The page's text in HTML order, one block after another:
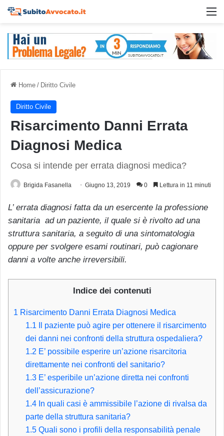
Home / Diritto Civile
Diritto Civile
Risarcimento Danni Errata
Diagnosi Medica
Cosa si intende per errata diagnosi medica?
Brigida Fasanella Giugno 13, 2019 0 Lettura in 11 minuti
L’ errata diagnosi fatta da un esercente la professione
sanitaria ad un paziente, il quale si è rivolto ad una
struttura sanitaria, a seguito di una sintomatologia
oppure per svolgere esami routinari, può cagionare
danni a volte anche irreversibili.
Indice dei contenuti
1 Risarcimento Danni Errata Diagnosi Medica
1.1 Il paziente può agire per ottenere il risarcimento
dei danni nei confronti della struttura ospedaliera?
1.2 E’ possibile esperire un’azione risarcitoria
direttamente nei confronti del sanitario?
1.3 E’ esperibile un’azione diretta nei confronti
dell’assicurazione?
1.4 In quali casi è ammissibile l’azione di rivalsa da
parte della struttura sanitaria?
1.5 Quali sono i profili della responsabilità penale